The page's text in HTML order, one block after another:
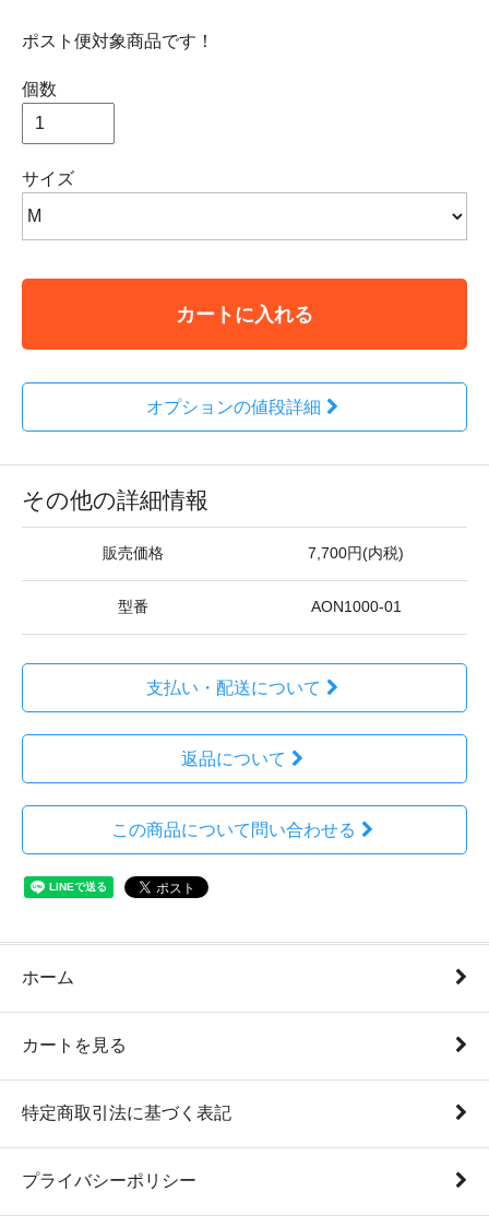
ポスト便対象商品です！
個数
サイズ
カートに入れる
オプションの値段詳細
その他の詳細情報
販売価格 7,700円(内税)
型番 AON1000-01
支払い・配送について
返品について
この商品について問い合わせる
ホーム
カートを見る
特定商取引法に基づく表記
プライバシーポリシー